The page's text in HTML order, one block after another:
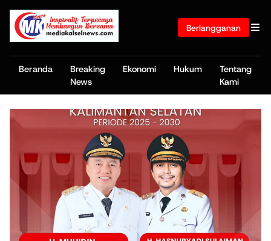
Berlangganan
Beranda
Breaking
News
Ekonomi Hukum
Tentang
Kami